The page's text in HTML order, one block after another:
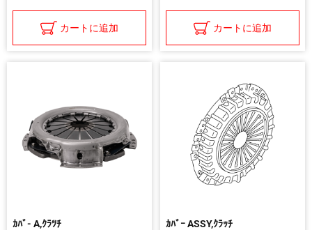
カートに追加 カートに追加
ｶﾊﾞ- A,ｸﾗﾂﾁ ｶﾊﾞｰ ASSY,ｸﾗｯﾁ